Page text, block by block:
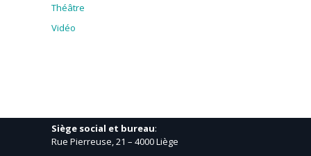
Théâtre
Vidéo
Siège social et bureau:
Rue Pierreuse, 21 – 4000 Liège